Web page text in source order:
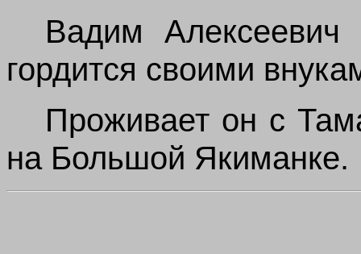
Вадим
гордится своими
Проживает он с
на Большой Якиманке.